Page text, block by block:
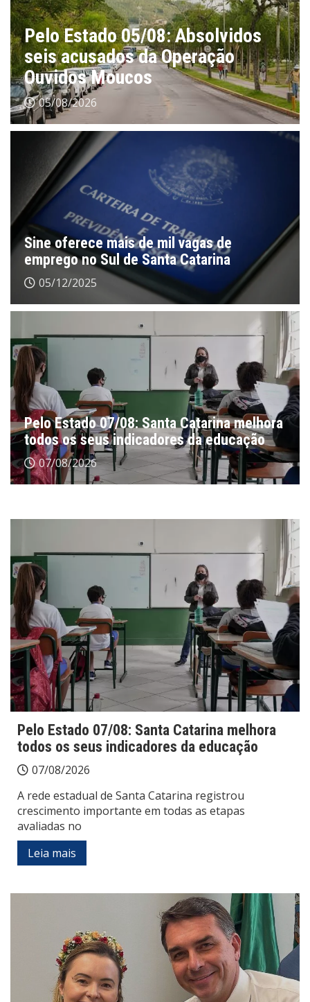
Pelo Estado 05/08: Absolvidos
seis acusados da Operação
Ouvidos Moucos
05/08/2026
Sine oferece mais de mil vagas de
emprego no Sul de Santa Catarina
05/12/2025
Pelo Estado 07/08: Santa Catarina melhora
todos os seus indicadores da educação
07/08/2026
Pelo Estado 07/08: Santa Catarina melhora
todos os seus indicadores da educação
07/08/2026
A rede estadual de Santa Catarina registrou
crescimento importante em todas as etapas
avaliadas no
Leia mais